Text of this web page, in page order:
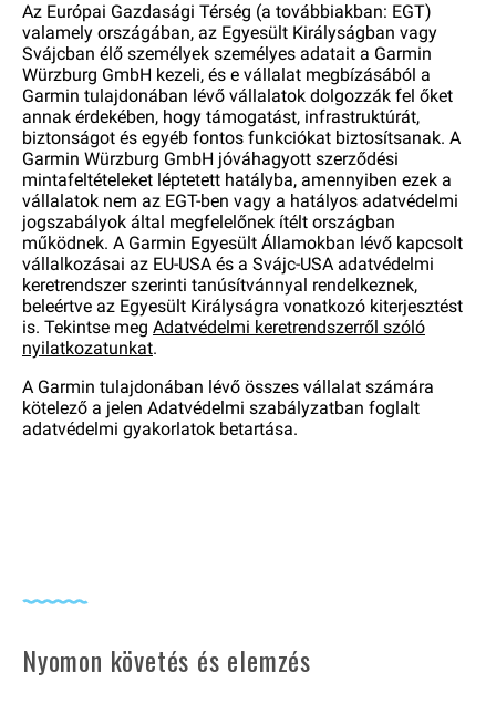
Az Európai Gazdasági Térség (a továbbiakban: EGT)
valamely országában, az Egyesült Királyságban vagy
Svájcban élő személyek személyes adatait a Garmin
Würzburg GmbH kezeli, és e vállalat megbízásából a
Garmin tulajdonában lévő vállalatok dolgozzák fel őket
annak érdekében, hogy támogatást, infrastruktúrát,
biztonságot és egyéb fontos funkciókat biztosítsanak. A
Garmin Würzburg GmbH jóváhagyott szerződési
mintafeltételeket léptetett hatályba, amennyiben ezek a
vállalatok nem az EGT-ben vagy a hatályos adatvédelmi
jogszabályok által megfelelőnek ítélt országban
működnek. A Garmin Egyesült Államokban lévő kapcsolt
vállalkozásai az EU-USA és a Svájc-USA adatvédelmi
keretrendszer szerinti tanúsítvánnyal rendelkeznek,
beleértve az Egyesült Királyságra vonatkozó kiterjesztést
is. Tekintse meg Adatvédelmi keretrendszerről szóló
nyilatkozatunkat.
A Garmin tulajdonában lévő összes vállalat számára
kötelező a jelen Adatvédelmi szabályzatban foglalt
adatvédelmi gyakorlatok betartása.
Nyomon követés és elemzés